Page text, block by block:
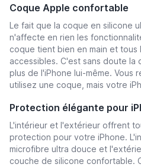
Coque Apple confortable
Le fait que la coque en silicone
n'affecte en rien les
coque tient bien en main et
accessibles. C'est sans doute
plus de l'iPhone lui-même. Vous
utilisez une coque, mais votre
Protection élégante pour
L'intérieur et l'extérieur offrent
protection pour votre iPhone.
microfibre ultra douce et
couche de silicone confortable.